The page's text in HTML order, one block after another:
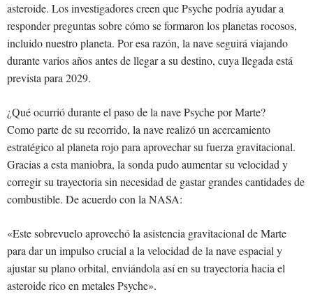
asteroide. Los investigadores creen que Psyche podría ayudar a
responder preguntas sobre cómo se formaron los planetas rocosos,
incluido nuestro planeta. Por esa razón, la nave seguirá viajando
durante varios años antes de llegar a su destino, cuya llegada está
prevista para 2029.
¿Qué ocurrió durante el paso de la nave Psyche por Marte?
Como parte de su recorrido, la nave realizó un acercamiento
estratégico al planeta rojo para aprovechar su fuerza gravitacional.
Gracias a esta maniobra, la sonda pudo aumentar su velocidad y
corregir su trayectoria sin necesidad de gastar grandes cantidades de
combustible. De acuerdo con la NASA:
«Este sobrevuelo aprovechó la asistencia gravitacional de Marte
para dar un impulso crucial a la velocidad de la nave espacial y
ajustar su plano orbital, enviándola así en su trayectoria hacia el
asteroide rico en metales Psyche».